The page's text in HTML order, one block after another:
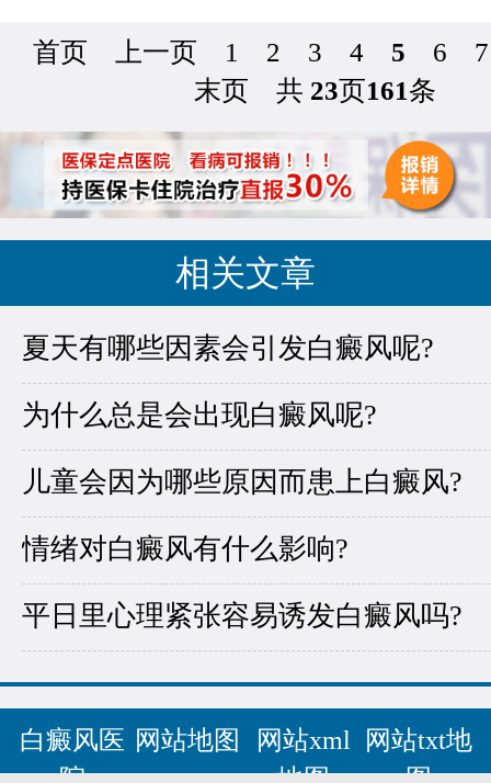
首页 上一页 1 2 3 4 5 6
7
末页
共 23页161条
相关文章
夏天有哪些因素会引发白癜风呢?
为什么总是会出现白癜风呢?
儿童会因为哪些原因而患上白癜风?
情绪对白癜风有什么影响?
平日里心理紧张容易诱发白癜风吗?
白癜风医 网站地图
网站xml
网站txt地